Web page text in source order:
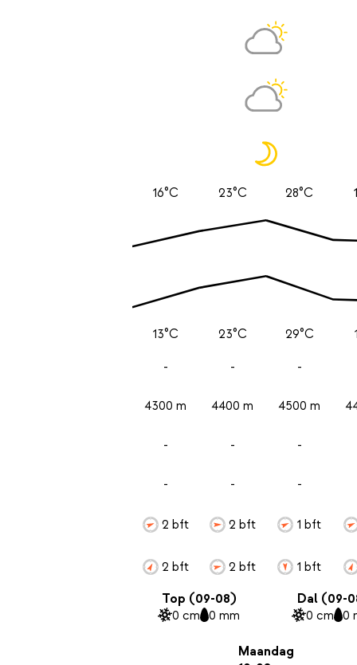
16°C
13°C
-
4300 m
-
-
2 bft
2 bft
23°C
23°C
-
4400 m
-
-
2 bft
2 bft
28°C
29°C
-
4500 m
-
-
1 bft
1 bft
Top (09-08)
0 cm 0 mm
Dal (09-
0 cm 0
Maandag